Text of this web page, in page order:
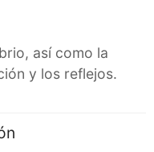
así como la
y los reflejos.